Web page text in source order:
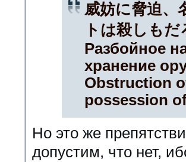
威妨に脅迫、
トは殺しもだ
Разбойное
хранение
Obstruction
possession
Но это же
допустим, что нет,